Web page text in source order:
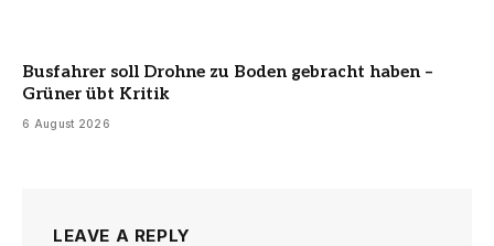
Busfahrer soll Drohne zu Boden gebracht haben –
Grüner übt Kritik
6 August 2026
LEAVE A REPLY